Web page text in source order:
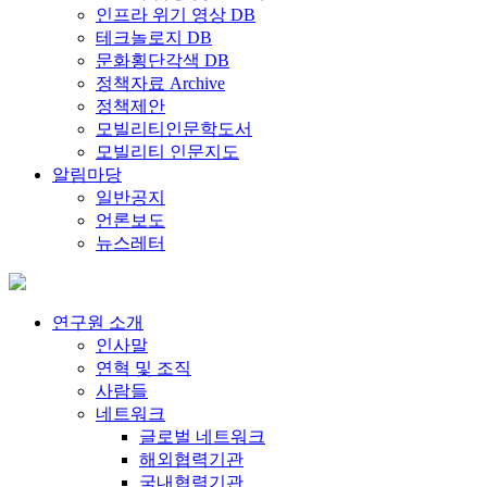
인프라 위기 영상 DB
테크놀로지 DB
문화횡단각색 DB
정책자료 Archive
정책제안
모빌리티인문학도서
모빌리티 인문지도
알림마당
일반공지
언론보도
뉴스레터
연구원 소개
인사말
연혁 및 조직
사람들
네트워크
글로벌 네트워크
해외협력기관
국내협력기관